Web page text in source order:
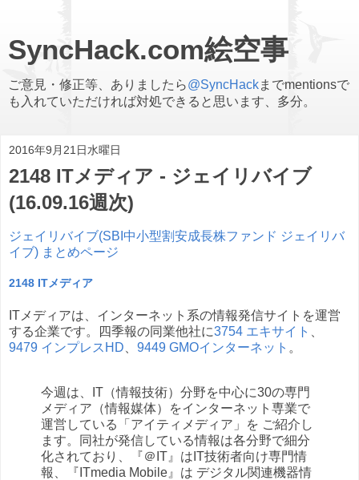
SyncHack.com絵空事
ご意見・修正等、ありましたら@SyncHackまでmentionsで
も入れていただければ対処できると思います、多分。
2016年9月21日水曜日
2148 ITメディア - ジェイリバイブ
(16.09.16週次)
ジェイリバイブ(SBI中小型割安成長株ファンド ジェイリバ
イブ) まとめページ
2148 ITメディア
ITメディアは、インターネット系の情報発信サイトを運営
する企業です。四季報の同業他社に3754 エキサイト
9479 インプレスHD
9449 GMOインターネット 。
今週は、IT（情報技術）分野を中心に30の専門
メディア（情報媒体）をインターネット専業で
運営している「アイティメディア」を ご紹介し
ます。同社が発信している情報は各分野で細分
化されており、『＠IT』はIT技術者向け専門情
報、『ITmedia Mobile』は デジタル関連機器情